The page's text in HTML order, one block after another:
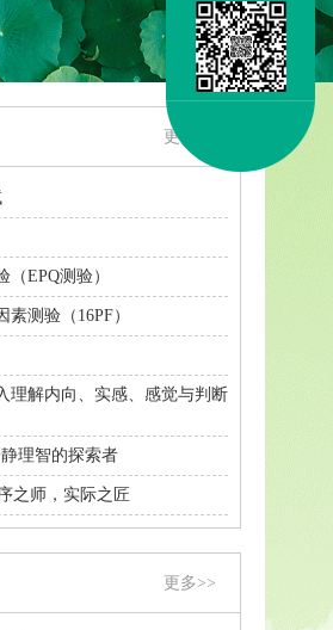
更多>>
EPQ测验）
测验（16PF）
理解内向、实感、感觉与判断
理智的探索者
之师，实际之匠
更多>>